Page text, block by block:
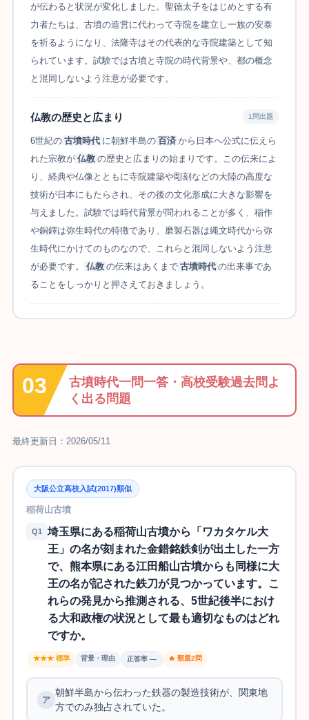
が伝わると状況が変化しました。聖徳太子をはじめとする有
力者たちは、古墳の造営に代わって寺院を建立し一族の安泰
を祈るようになり、法隆寺はその代表的な寺院建築として知
られています。試験では古墳と寺院の時代背景や、都の概念
と混同しないよう注意が必要です。
仏教の歴史と広まり 1問出題
6世紀の 古墳時代 に朝鮮半島の 百済 から日本へ公式に伝えら
れた宗教が 仏教 の歴史と広まりの始まりです。この伝来によ
り、経典や仏像とともに寺院建築や彫刻などの大陸の高度な
技術が日本にもたらされ、その後の文化形成に大きな影響を
与えました。試験では時代背景が問われることが多く、稲作
や銅鐸は弥生時代の特徴であり、磨製石器は縄文時代から弥
生時代にかけてのものなので、これらと混同しないよう注意
が必要です。
仏教 の伝来はあくまで 古墳時代 の出来事であ
ることをしっかりと押さえておきましょう。
古墳時代一問一答・高校受験過去問よ
く出る問題
最終更新日：2026/05/11
大阪公立高校入試(2017)類似
稲荷山古墳
Q1
埼玉県にある稲荷山古墳から「ワカタケル大
王」の名が刻まれた金錯銘鉄剣が出土した一方
で、熊本県にある江田船山古墳からも同様に大
王の名が記された鉄刀が見つかっています。こ
れらの発見から推測される、5世紀後半におけ
る大和政権の状況として最も適切なものはどれ
ですか。
★★★ 標準 背景・理由 正答率 — 🔥 類題2問
朝鮮半島から伝わった鉄器の製造技術が、関東地
方でのみ独占されていた。